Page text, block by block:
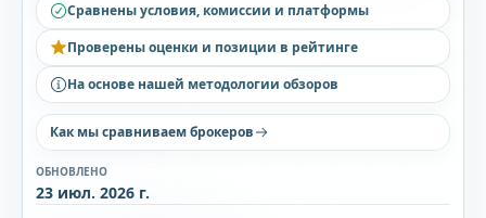
Сравнены условия, комиссии и платформы
Проверены оценки и позиции в рейтинге
На основе нашей методологии обзоров
Как мы сравниваем брокеров
ОБНОВЛЕНО
23 июл. 2026 г.